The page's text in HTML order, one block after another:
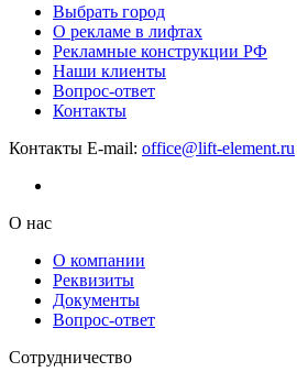
Выбрать город
О рекламе в лифтах
Рекламные конструкции РФ
Наши клиенты
Вопрос-ответ
Контакты
Контакты E-mail: office@lift-element.ru
О нас
О компании
Реквизиты
Документы
Вопрос-ответ
Сотрудничество